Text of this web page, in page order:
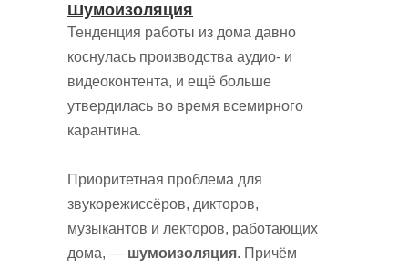
Шумоизоляция
Тенденция работы из дома давно
коснулась производства аудио- и
видеоконтента, и ещё больше
утвердилась во время всемирного
карантина.
Приоритетная проблема для
звукорежиссёров, дикторов,
музыкантов и лекторов, работающих
дома, — шумоизоляция. Причём